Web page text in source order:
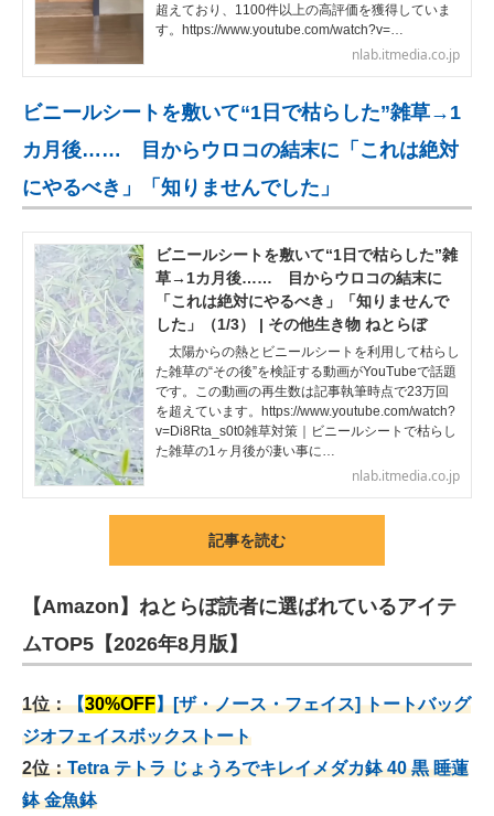
超えており、1100件以上の高評価を獲得していま
す。https://www.youtube.com/watch?v=…
nlab.itmedia.co.jp
ビニールシートを敷いて“1日で枯らした”雑草→1
カ月後…… 目からウロコの結末に「これは絶対
にやるべき」「知りませんでした」
ビニールシートを敷いて“1日で枯らした”雑
草→1カ月後…… 目からウロコの結末に
「これは絶対にやるべき」「知りませんで
した」（1/3） | その他生き物 ねとらぼ
太陽からの熱とビニールシートを利用して枯らし
た雑草の“その後”を検証する動画がYouTubeで話題
です。この動画の再生数は記事執筆時点で23万回
を超えています。https://www.youtube.com/watch?
v=Di8Rta_s0t0雑草対策｜ビニールシートで枯らし
た雑草の1ヶ月後が凄い事に…
nlab.itmedia.co.jp
記事を読む
【Amazon】ねとらぼ読者に選ばれているアイテ
ムTOP5【2026年8月版】
1位：【30%OFF】[ザ・ノース・フェイス] トートバッグ
ジオフェイスボックストート
2位：Tetra テトラ じょうろでキレイメダカ鉢 40 黒 睡蓮
鉢 金魚鉢